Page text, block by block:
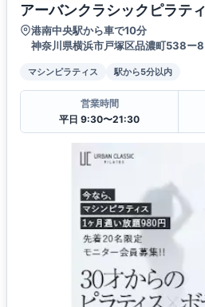
アーバンクラシックピラテ
港南中央駅から車で10分
神奈川県横浜市戸塚区品濃町538ー
マシンピラティス 駅から5分以内
営業時間
平日 9:30〜21:30